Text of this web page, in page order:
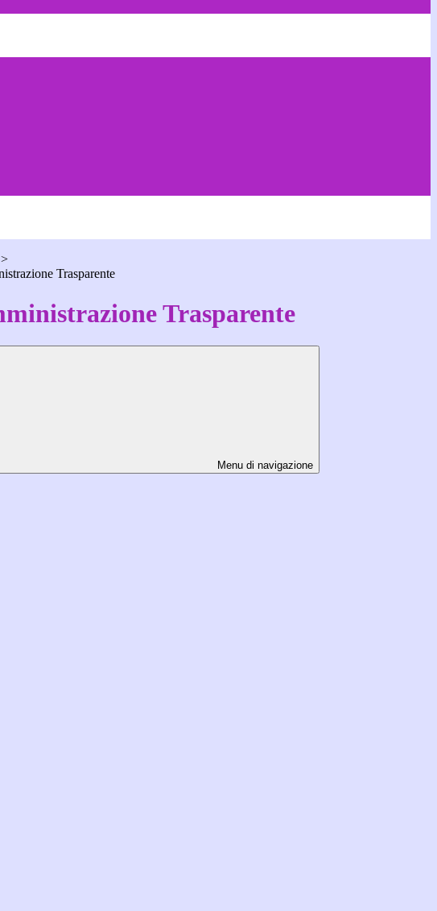
>
Trasparente
Trasparente
Menu di navigazione